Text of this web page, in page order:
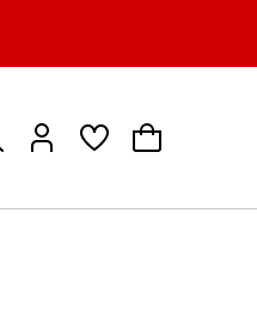
Prijava/registracija